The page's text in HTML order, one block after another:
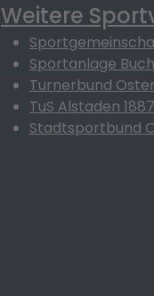
Weitere
Sportanlage
Turnerbund
TuS Alstaden
Stadtsportbund